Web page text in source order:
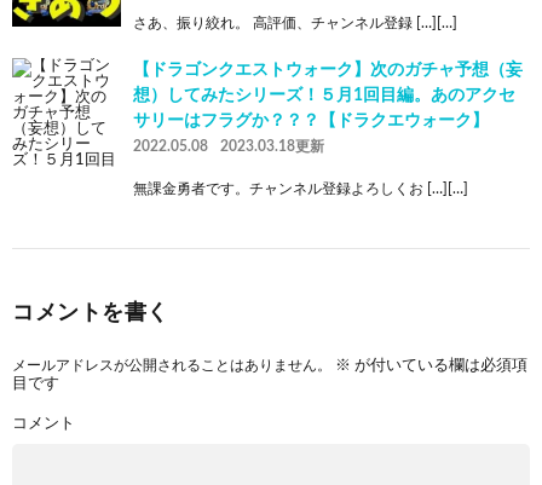
さあ、振り絞れ。 高評価、チャンネル登録 […][…]
【ドラゴンクエストウォーク】次のガチャ予想（妄
想）してみたシリーズ！５月1回目編。あのアクセ
サリーはフラグか？？？【ドラクエウォーク】
2022.05.08 2023.03.18更新
無課金勇者です。チャンネル登録よろしくお […][…]
コメントを書く
メールアドレスが公開されることはありません。 ※ が付いている欄は必須項
目です
コメント